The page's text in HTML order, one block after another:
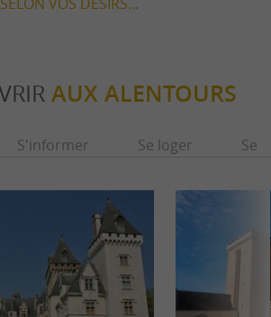
AUX ALENTOURS
S'informer Se loger Se